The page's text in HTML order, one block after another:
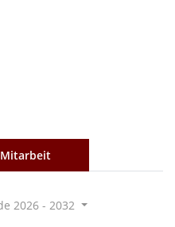
Mitarbeit
2026 - 2032